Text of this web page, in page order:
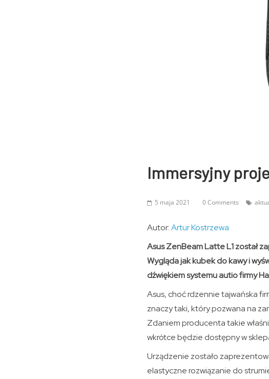
Immersyjny
5 maja 2021 0 Comments
Autor:Artur Kostrzewa
Asus ZenBeam Latte L1 został
Wygląda jak kubek do kawy i
dźwiękiem systemu autio firmy
Asus, choć rdzennie tajwańska
znaczy taki, który pozwana na
Zdaniem producenta takie
wkrótce będzie dostępny w
Urządzenie zostało
elastyczne rozwiązanie do